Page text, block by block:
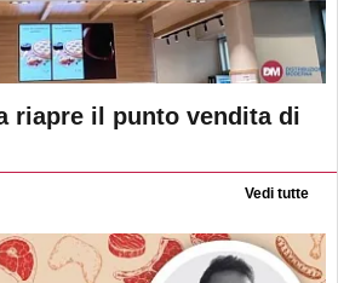
riapre il punto vendita di
Vedi tutte